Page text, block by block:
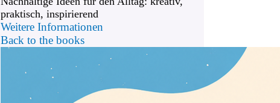
praktisch, inspirierend
Weitere Informationen
Back to the books